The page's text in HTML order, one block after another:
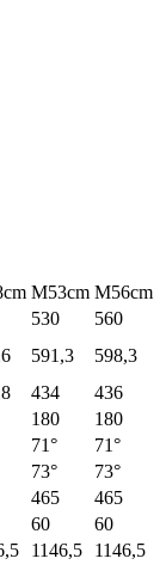
M53cm M56cm
530
560
591,3
598,3
434
436
180
180
71°
71°
73°
73°
465
465
60
60
1146,5 1146,5